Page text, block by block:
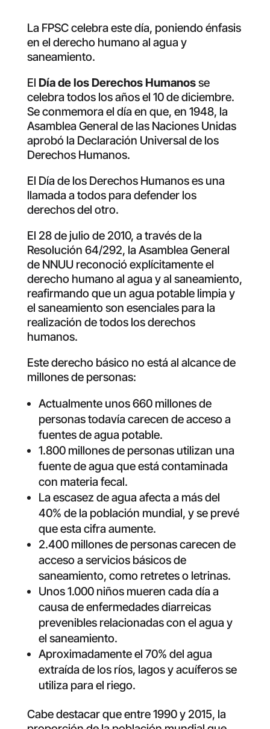
La FPSC celebra este día, poniendo énfasis
en el derecho humano al agua y
saneamiento.
El Día de los Derechos Humanosse
celebra todos los años el 10 de diciembre.
Se conmemora el día en que, en 1948, la
Asamblea General de las Naciones Unidas
aprobó la Declaración Universal de los
Derechos Humanos.
El Día de los Derechos Humanos es una
llamada a todos para defender los
derechos del otro.
El 28 de julio de 2010, a través de la
Resolución 64/292, la Asamblea General
de NNUU reconoció explícitamente el
derecho humano al agua y al saneamiento,
reafirmando que un agua potable limpia y
el saneamiento son esenciales para la
realización de todos los derechos
humanos.
Este derecho básico no está al alcance de
millones de personas:
Actualmente unos 660 millones de
personas todavía carecen de acceso a
fuentes de agua potable.
1.800 millones de personas utilizan una
fuente de agua que está contaminada
con materia fecal.
La escasez de agua afecta a más del
40% de la población mundial, y se prevé
que esta cifra aumente.
2.400 millones de personas carecen de
acceso a servicios básicos de
saneamiento, como retretes o letrinas.
Unos 1.000 niños mueren cada día a
causa de enfermedades diarreicas
prevenibles relacionadas con el agua y
el saneamiento.
Aproximadamente el 70% del agua
extraída de los ríos, lagos y acuíferos se
utiliza para el riego.
Cabe destacar que entre 1990 y 2015, la